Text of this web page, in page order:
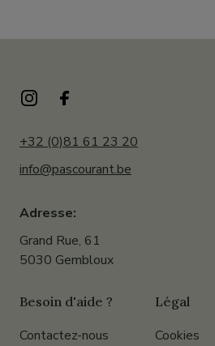
+32 (0)81 61 23 20
info@pascourant.be
Adresse:
Grand Rue, 61
5030 Gembloux
Besoin d'aide ?
Contactez-nous
Légal
Cookies